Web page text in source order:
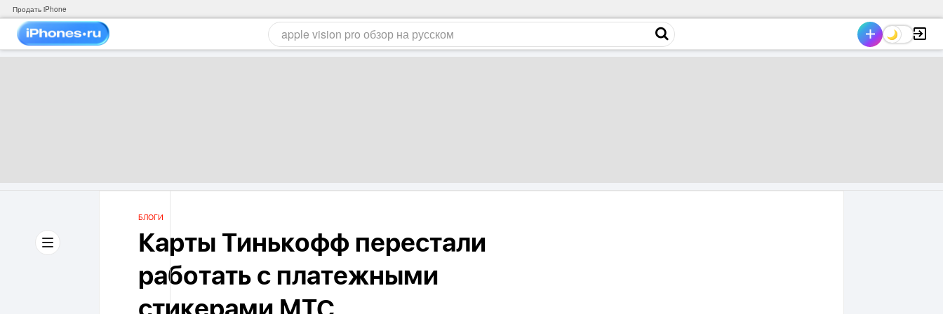
Продать iPhone
БЛОГИ
Карты Тинькофф перестали
работать с платежными